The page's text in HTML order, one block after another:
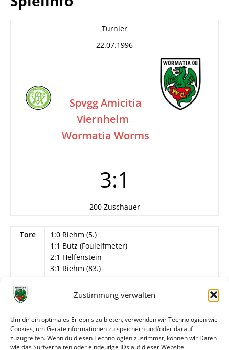
Zustimmung verwalten
Um dir ein optimales Erlebnis zu bieten, verwenden wir Technologien wie
Cookies, um Geräteinformationen zu speichern und/oder darauf
zuzugreifen. Wenn du diesen Technologien zustimmst, können wir Daten
wie das Surfverhalten oder eindeutige IDs auf dieser Website
Turnier
22.07.1996
Spvgg Amicitia
Viernheim –
Wormatia Worms
3:1
200 Zuschauer
Tore
1:0 Riehm (5.)
1:1 Butz (Foulelfmeter)
2:1 Helfenstein
3:1 Riehm (83.)
Karten
Info
15. Hans-Pfeiffer-Gedächtnisturnier in
Wormatia Worms
Reichel – Schindler, Mager, Butz…